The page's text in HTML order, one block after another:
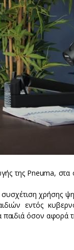
της Pneuma, στα
χρήσης
εντός
όσον αφορά